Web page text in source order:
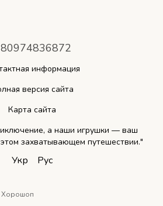
информация
версия сайта
Карта сайта
а наши игрушки — ваш
захватывающем путешествии."
Укр Рус
Хорошоп